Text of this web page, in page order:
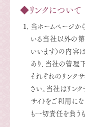
◆リンクについて
当ホームページか
いる当社以外の第
いいます）の内容
あり、当社の管理下
それぞれのリンク
さい。当社はリンク
サイトをご利用に
も一切責任を負うも